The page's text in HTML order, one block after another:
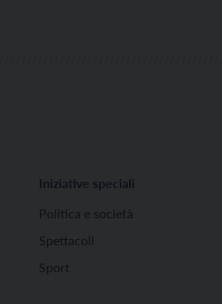
Iniziative speciali
Politica e società
Spettacoli
Sport